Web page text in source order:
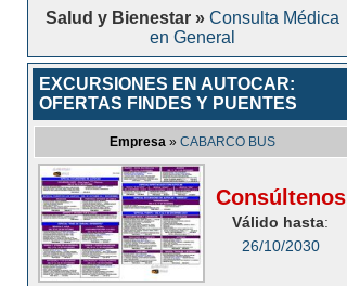
Salud y Bienestar » Consulta Médica
en General
EXCURSIONES EN AUTOCAR:
OFERTAS FINDES Y PUENTES
Empresa » CABARCO BUS
Consúltenos
Válido hasta:
26/10/2030